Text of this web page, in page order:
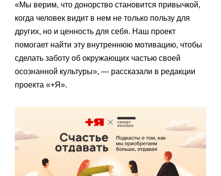
«Мы верим, что донорство становится привычкой,
когда человек видит в нем не только пользу для
других, но и ценность для себя. Наш проект
помогает найти эту внутреннюю мотивацию, чтобы
сделать заботу об окружающих частью своей
осознанной культуры», — рассказали в редакции
проекта «+Я».